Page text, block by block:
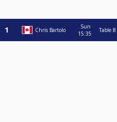
Chris Bartolo
Sun
15:35
Table 8